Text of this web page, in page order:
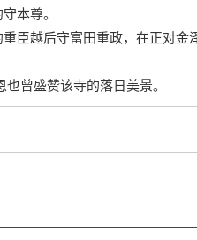
本尊。
臣越后守富田重政，在正对金
曾盛赞该寺的落日美景。